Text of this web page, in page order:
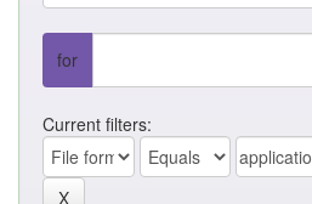
for
Current filters: